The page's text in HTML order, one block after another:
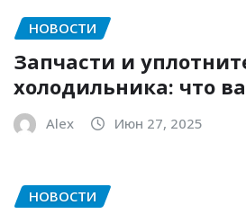
НОВОСТИ
Запчасти и
холодильника: что
Alex Июн 27, 2025
НОВОСТИ